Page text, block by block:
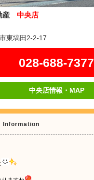
産中央店
東塙田2-2-17
028-688-7377
中央店情報・MAP
Information